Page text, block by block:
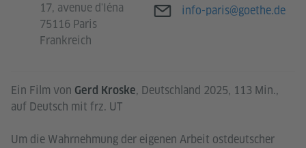
Ein Film von Gerd Kroske, Deutschland 2025, 113 Min.,
auf Deutsch mit frz. UT
Um die Wahrnehmung der eigenen Arbeit ostdeutscher
17, avenue d'Iéna
75116 Paris
Frankreich
E-Mail
info-paris@goethe.de